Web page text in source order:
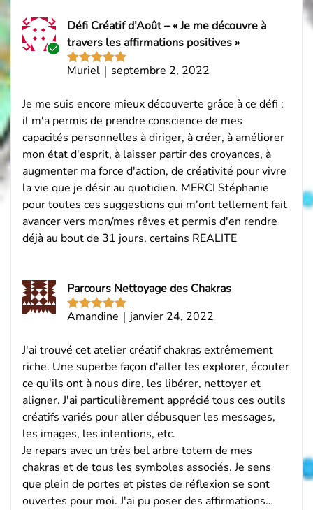
Acheteur
vérifiéNote5sur
Défi Créatif d’Août – « Je me découvre à
travers les affirmations positives »
Muriel
septembre 2, 2022
Je me suis encore mieux découverte grâce à ce défi :
il m'a permis de prendre conscience de mes
capacités personnelles à diriger, à créer, à améliorer
mon état d'esprit, à laisser partir des croyances, à
augmenter ma force d'action, de créativité pour vivre
la vie que je désir au quotidien. MERCI Stéphanie
pour toutes ces suggestions qui m'ont tellement fait
avancer vers mon/mes rêves et permis d'en rendre
déjà au bout de 31 jours, certains REALITE
Note5sur
Parcours Nettoyage des Chakras
Amandine
janvier 24, 2022
J'ai trouvé cet atelier créatif chakras extrêmement
riche. Une superbe façon d'aller les explorer, écouter
ce qu'ils ont à nous dire, les libérer, nettoyer et
aligner. J'ai particulièrement apprécié tous ces outils
créatifs variés pour aller débusquer les messages,
les images, les intentions, etc.
Je repars avec un très bel arbre totem de mes
chakras et de tous les symboles associés. Je sens
que plein de portes et pistes de réflexion se sont
ouvertes pour moi. J'ai pu poser des affirmations…